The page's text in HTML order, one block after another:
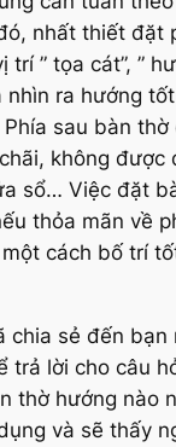
nhất thiết đặt
trí ” tọa cát”, ”
nhìn ra hướng
sau bàn thờ
không được
sổ… Việc đặt
thỏa mãn về
cách bố trí
chia sẻ đến bạn
trả lời cho câu
thờ hướng nào
và sẽ thấy